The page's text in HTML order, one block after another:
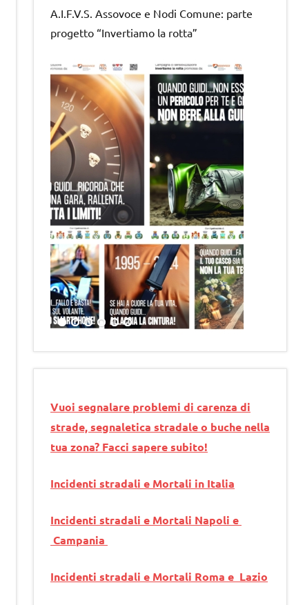
A.I.F.V.S. Assovoce e Nodi Comune: parte
progetto “Invertiamo la rotta”
Vuoi segnalare problemi di carenza di
strade, segnaletica stradale o buche nella
tua zona? Facci sapere subito!
Incidenti stradali e Mortali in Italia
Incidenti stradali e Mortali Napoli e
Campania
Incidenti stradali e Mortali Roma e Lazio